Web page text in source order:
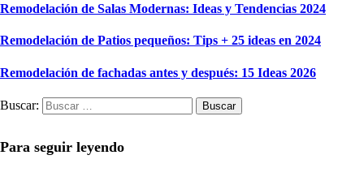
Remodelación de Salas Modernas: Ideas y Tendencias 2024
Remodelación de Patios pequeños: Tips + 25 ideas en 2024
Remodelación de fachadas antes y después: 15 Ideas 2026
Buscar:
Para seguir leyendo